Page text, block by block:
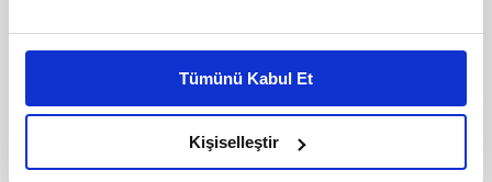
Bu çerezlere izin vermeniz halinde sizlere özel
daha iyi reklam deneyimi yaşatabiliriz. Bunu yaparken
amacımızın size daha iyi bir reklam deneyimi sunmak
olduğunu ve sizlere en iyi içerikleri sunabilmek adına
elimizden gelen çabayı gösterdiğimizi ve bu noktada,
Tümünü Kabul Et
Kişiselleştir